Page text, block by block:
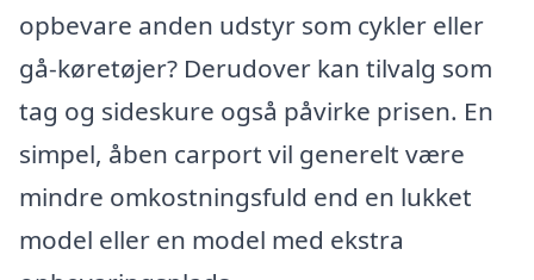
opbevare anden udstyr som cykler eller
gå-køretøjer? Derudover kan tilvalg som
tag og sideskure også påvirke prisen. En
simpel, åben carport vil generelt være
mindre omkostningsfuld end en lukket
model eller en model med ekstra